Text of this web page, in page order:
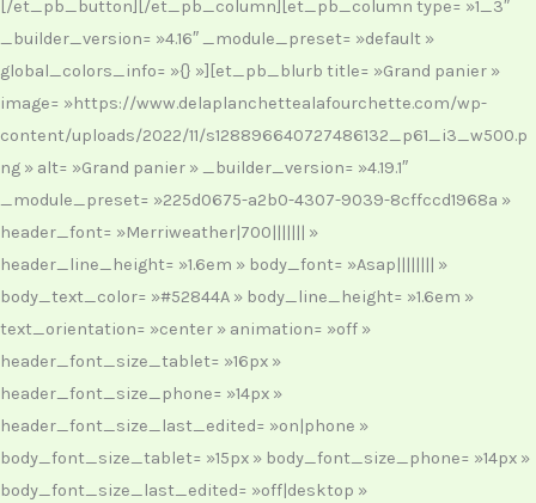
[/et_pb_button][/et_pb_column][et_pb_column type= »1_3″
_builder_version= »4.16″ _module_preset= »default »
global_colors_info= »{} »][et_pb_blurb title= »Grand panier »
image= »https://www.delaplanchettealafourchette.com/wp-
content/uploads/2022/11/s128896640727486132_p61_i3_w500.p
ng » alt= »Grand panier » _builder_version= »4.19.1″
_module_preset= »225d0675-a2b0-4307-9039-8cffccd1968a »
header_font= »Merriweather|700||||||| »
header_line_height= »1.6em » body_font= »Asap|||||||| »
body_text_color= »#52844A » body_line_height= »1.6em »
text_orientation= »center » animation= »off »
header_font_size_tablet= »16px »
header_font_size_phone= »14px »
header_font_size_last_edited= »on|phone »
body_font_size_tablet= »15px » body_font_size_phone= »14px »
body_font_size_last_edited= »off|desktop »